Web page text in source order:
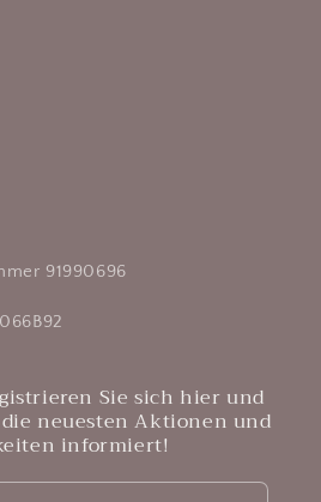
91990696
Sie sich hier und
neuesten Aktionen und
informiert!